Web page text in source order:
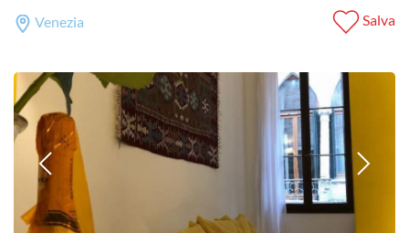
Venezia Salva